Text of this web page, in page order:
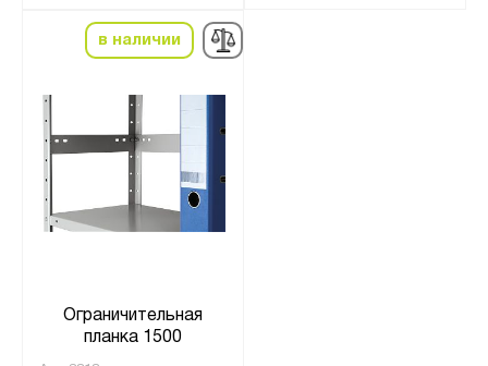
в наличии
Ограничительная
планка 1500